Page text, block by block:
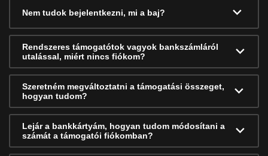
Nem tudok bejelentkezni, mi a baj?
Rendszeres támogatótok vagyok bankszámláról
utalással, miért nincs fiókom?
Szeretném megváltoztatni a támogatási összeget,
hogyan tudom?
Lejár a bankkártyám, hogyan tudom módosítani a
számát a támogatói fiókomban?